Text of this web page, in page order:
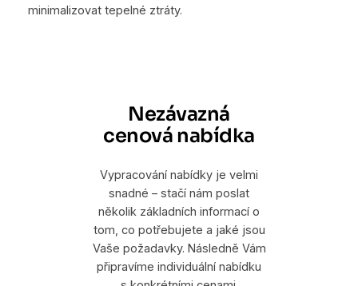
minimalizovat tepelné ztráty.
Nezávazná
cenová nabídka
Vypracování nabídky je velmi
snadné – stačí nám poslat
několik základních informací o
tom, co potřebujete a jaké jsou
Vaše požadavky. Následně Vám
připravíme individuální nabídku